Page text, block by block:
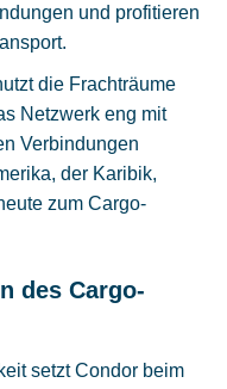
und profitieren
die Frachträume
Netzwerk eng mit
Verbindungen
der Karibik,
zum Cargo-
des Cargo-
setzt Condor beim